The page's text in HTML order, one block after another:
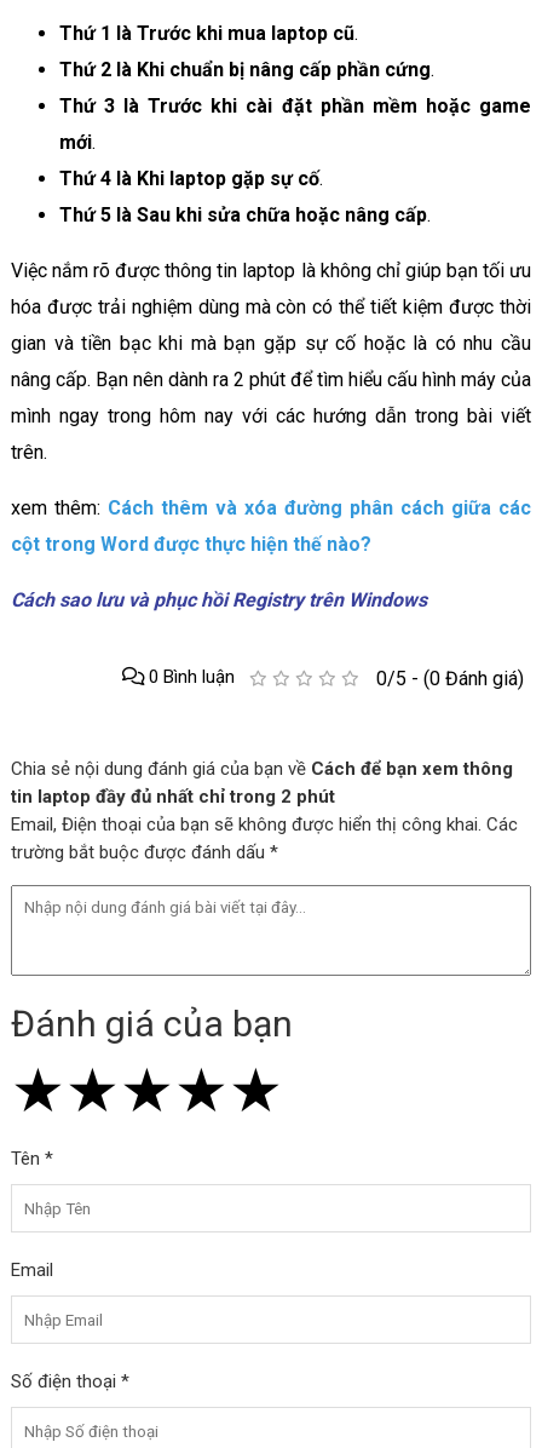
Thứ 1 là Trước khi mua laptop cũ.
Thứ 2 là Khi chuẩn bị nâng cấp phần cứng.
Thứ 3 là Trước khi cài đặt phần mềm hoặc game
mới.
Thứ 4 là Khi laptop gặp sự cố.
Thứ 5 là Sau khi sửa chữa hoặc nâng cấp.
Việc nắm rõ được thông tin laptop là không chỉ giúp bạn tối ưu
hóa được trải nghiệm dùng mà còn có thể tiết kiệm được thời
gian và tiền bạc khi mà bạn gặp sự cố hoặc là có nhu cầu
nâng cấp. Bạn nên dành ra 2 phút để tìm hiểu cấu hình máy của
mình ngay trong hôm nay với các hướng dẫn trong bài viết
trên.
xem thêm: Cách thêm và xóa đường phân cách giữa các
cột trong Word được thực hiện thế nào?
Cách sao lưu và phục hồi Registry trên Windows
0/5 - (0 Đánh giá)
0 Bình luận
Chia sẻ nội dung đánh giá của bạn về Cách để bạn xem thông
tin laptop đầy đủ nhất chỉ trong 2 phút
Email, Điện thoại của bạn sẽ không được hiển thị công khai. Các
trường bắt buộc được đánh dấu *
Đánh giá của bạn
★
★★
★★★
★★★★
★★★★★
Tên *
Email
Số điện thoại *